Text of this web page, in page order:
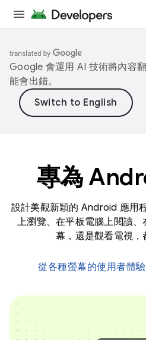
Google 會運用 AI 技術將內容
能會出錯。
專為
設計美觀新穎的 Android 應用
上瀏覽、在平板電腦上閱讀
幕，還是觀看電視，
從各種螢幕的使用者體